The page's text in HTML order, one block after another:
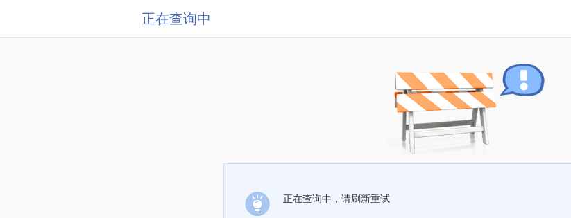
正在查询中
正在查询中，请刷新重试